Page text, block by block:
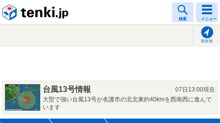
検索 メニュー
現在地
台風13号情報
07日13:00現在
大型で強い台風13号が名護市の北北東約40kmを西南西に進んで
います